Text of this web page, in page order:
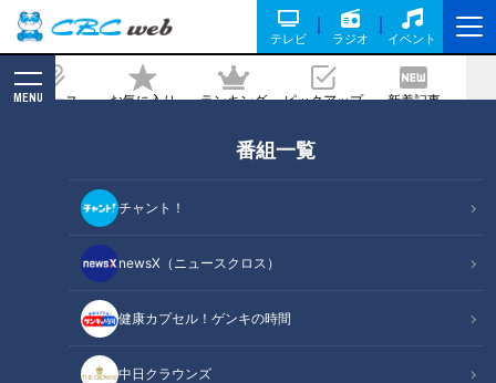
テレビ ラジオ イベント
ニュース お気に入り ランキング ピックアップ 新着記事
MENU
番組一覧
チャント！
newsX（ニュースクロス）
健康カプセル！ゲンキの時間
中日クラウンズ
開幕投手の行方は？立浪監督の今シーズ
ン逆襲の構想に迫る！
2024/02/06 17:25